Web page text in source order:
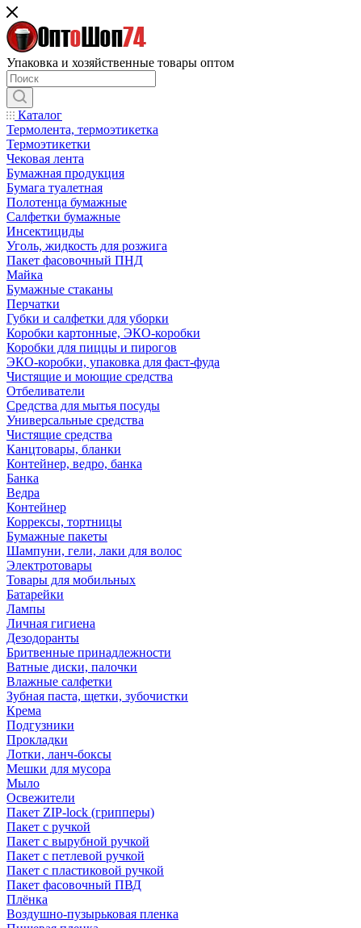
Упаковка и хозяйственные товары оптом
Каталог
Термолента, термоэтикетка
Термоэтикетки
Чековая лента
Бумажная продукция
Бумага туалетная
Полотенца бумажные
Салфетки бумажные
Инсектициды
Уголь, жидкость для розжига
Пакет фасовочный ПНД
Майка
Бумажные стаканы
Перчатки
Губки и салфетки для уборки
Коробки картонные, ЭКО-коробки
Коробки для пиццы и пирогов
ЭКО-коробки, упаковка для фаст-фуда
Чистящие и моющие средства
Отбеливатели
Средства для мытья посуды
Универсальные средства
Чистящие средства
Канцтовары, бланки
Контейнер, ведро, банка
Банка
Ведра
Контейнер
Коррексы, тортницы
Бумажные пакеты
Шампуни, гели, лаки для волос
Электротовары
Товары для мобильных
Батарейки
Лампы
Личная гигиена
Дезодоранты
Бритвенные принадлежности
Ватные диски, палочки
Влажные салфетки
Зубная паста, щетки, зубочистки
Крема
Подгузники
Прокладки
Лотки, ланч-боксы
Мешки для мусора
Мыло
Освежители
Пакет ZIP-lock (грипперы)
Пакет с ручкой
Пакет с вырубной ручкой
Пакет с петлевой ручкой
Пакет с пластиковой ручкой
Пакет фасовочный ПВД
Плёнка
Воздушно-пузырьковая пленка